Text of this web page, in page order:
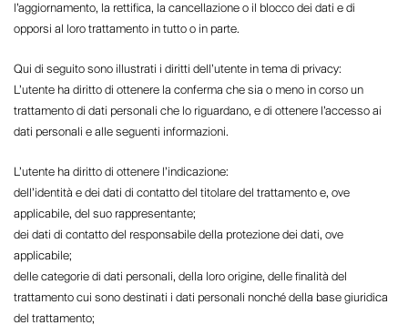
l’aggiornamento, la rettifica, la cancellazione o il blocco dei dati e di
opporsi al loro trattamento in tutto o in parte.
Qui di seguito sono illustrati i diritti dell’utente in tema di privacy:
L’utente ha diritto di ottenere la conferma che sia o meno in corso un
trattamento di dati personali che lo riguardano, e di ottenere l’accesso ai
dati personali e alle seguenti informazioni.
L’utente ha diritto di ottenere l’indicazione:
dell’identità e dei dati di contatto del titolare del trattamento e, ove
applicabile, del suo rappresentante;
dei dati di contatto del responsabile della protezione dei dati, ove
applicabile;
delle categorie di dati personali, della loro origine, delle finalità del
trattamento cui sono destinati i dati personali nonché della base giuridica
del trattamento;